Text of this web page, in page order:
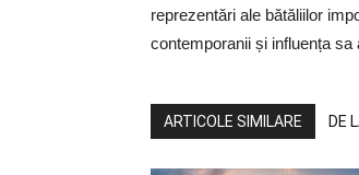
reprezentări ale bătăliilor
contemporanii și influența sa
ARTICOLE SIMILARE DE